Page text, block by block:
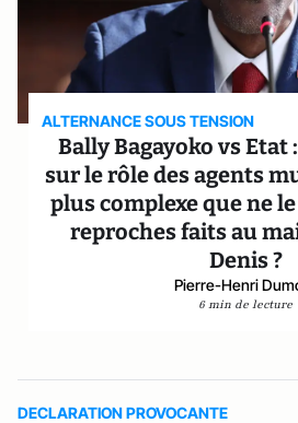
ALTERNANCE SOUS TENSION
Bally Bagayoko vs Etat
sur le rôle des agents
plus complexe que ne
reproches faits au
Denis ?
Pierre-Henri
6 min de lecture
DECLARATION PROVOCANTE